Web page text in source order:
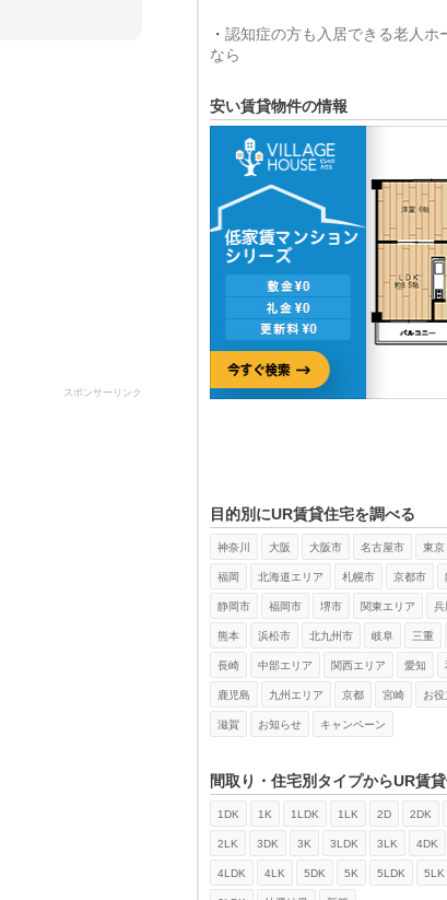
スポンサーリンク
・ 認知症の方も入居できる老人ホ
なら
安い賃貸物件の情報
目的別にUR賃貸住宅を調べる
神奈川 大阪 大阪市 名古屋市 東京
福岡 北海道エリア 札幌市 京都市
静岡市 福岡市 堺市 関東エリア 兵
熊本 浜松市 北九州市 岐阜 三重
長崎 中部エリア 関西エリア 愛知
鹿児島 九州エリア 京都 宮崎 お
滋賀 お知らせ キャンペーン
間取り・住宅別タイプからUR賃
1DK 1K 1LDK 1LK 2D 2DK
2LK 3DK 3K 3LDK 3LK 4DK
4LDK 4LK 5DK 5K 5LDK 5LK
検索